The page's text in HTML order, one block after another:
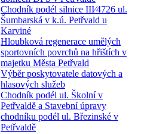
Chodník podél silnice III⁄4726 ul.
Šumbarská v k.ú. Petřvald u
Karviné
Hloubková regenerace umělých
sportovních povrchů na hřištích v
majetku Města Petřvald
Výběr poskytovatele datových a
hlasových služeb
Chodník podél ul. Školní v
Petřvaldě a Stavební úpravy
chodníku podél ul. Březinské v
Petřvaldě